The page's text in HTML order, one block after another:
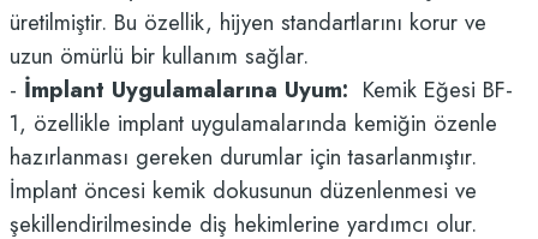
üretilmiştir. Bu özellik, hijyen standartlarını korur ve
uzun ömürlü bir kullanım sağlar.
- İmplant Uygulamalarına Uyum: Kemik Eğesi BF-
1, özellikle implant uygulamalarında kemiğin özenle
hazırlanması gereken durumlar için tasarlanmıştır.
İmplant öncesi kemik dokusunun düzenlenmesi ve
şekillendirilmesinde diş hekimlerine yardımcı olur.